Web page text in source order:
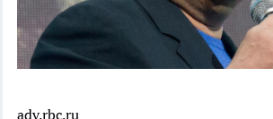
adv.rbc.ru